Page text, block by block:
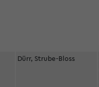
Dürr, Strube-Bloss